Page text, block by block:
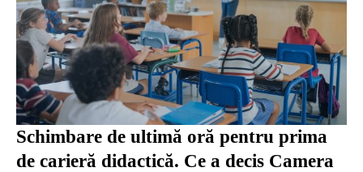
Schimbare de ultimă oră pentru prima
de carieră didactică. Ce a decis Camera